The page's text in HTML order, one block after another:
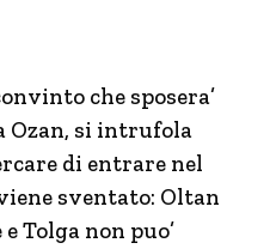
che sposera’
Ozan, si intrufola
di entrare nel
sventato: Oltan
Tolga non puo’